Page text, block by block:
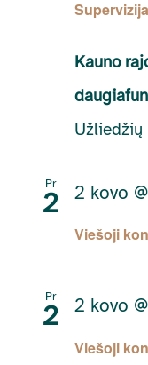
Kauno
Užliedžių
Pr
2
Viešoji
2 kovo
Pr
2
Viešoji
2 kovo